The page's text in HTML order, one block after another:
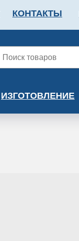
КОНТАКТЫ
ИЗГОТОВЛЕНИЕ